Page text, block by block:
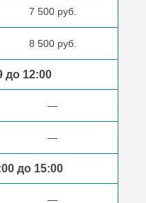
7 500 руб.
8 500 руб.
до 12:00
—
—
до 15:00
—